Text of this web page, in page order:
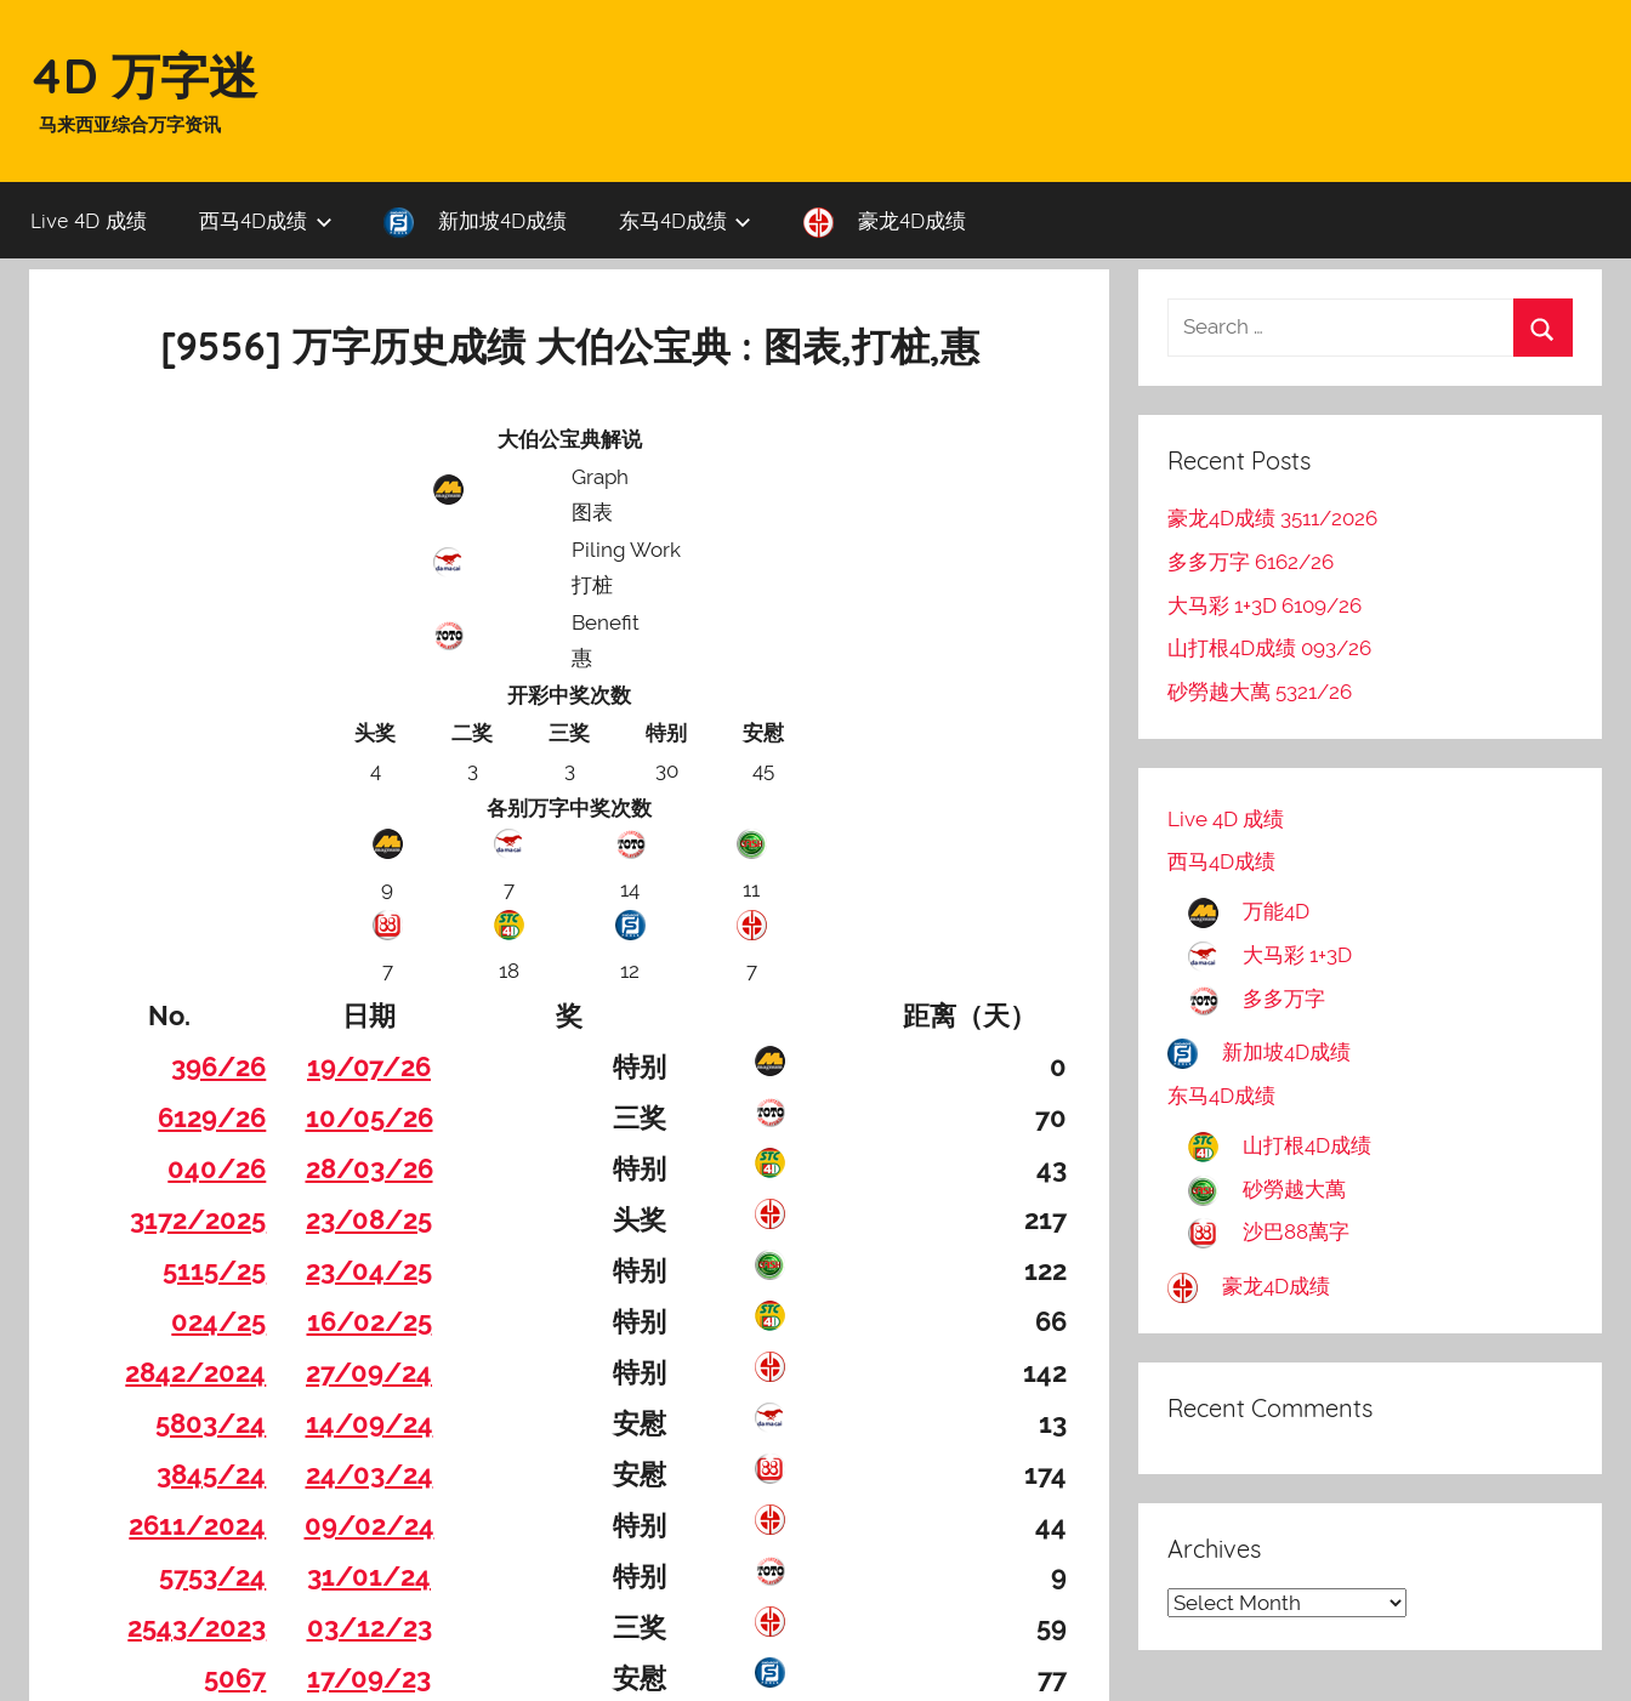
content4D 万字迷
马来西亚综合万字资讯
Live 4D 成绩 西马4D成绩 新加坡4D成绩 东马4D成绩 豪龙4D成绩
[9556] 万字历史成绩 大伯公宝典 : 图表,打桩,惠
大伯公宝典解说
Graph
图表
Piling Work
打桩
Benefit
惠
开彩中奖次数
头奖
二奖 三奖 特别
安慰
4
3 3 30
45
各别万字中奖次数
9 7 14 11
7 18 12 7
No. 日期 奖
距离（天）
396/26
19/07/26 特别
0
6129/26
10/05/26 三奖
70
040/26
28/03/26 特别
43
3172/2025
23/08/25 头奖
217
5115/25
23/04/25 特别
122
024/25
16/02/25 特别
66
2842/2024
27/09/24 特别
142
5803/24
14/09/24 安慰
13
3845/24
24/03/24 安慰
174
2611/2024
09/02/24 特别
44
5753/24
31/01/24 特别
9
2543/2023
03/12/23 三奖
59
5067
17/09/23 安慰
77
Recent Posts
豪龙4D成绩 3511/2026
多多万字 6162/26
大马彩 1+3D 6109/26
山打根4D成绩 093/26
砂勞越大萬 5321/26
Live 4D 成绩
西马4D成绩
万能4D
大马彩 1+3D
多多万字
新加坡4D成绩
东马4D成绩
山打根4D成绩
砂勞越大萬
沙巴88萬字
豪龙4D成绩
Recent Comments
Archives
Archives